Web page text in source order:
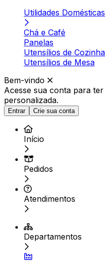
Utilidades Domésticas
Chá e Café
Panelas
Utensílios de Cozinha
Utensílios de Mesa
Bem-vindo
Acesse sua conta para ter
personalizada.
Entrar Crie sua conta
Início
Pedidos
Atendimentos
Departamentos